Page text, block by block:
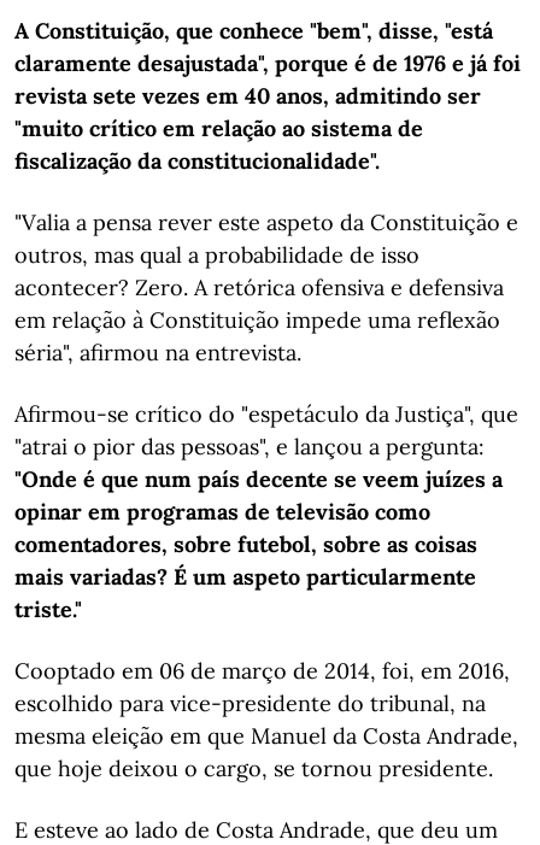
A Constituição, que conhece "bem", disse, "está
claramente desajustada", porque é de 1976 e já foi
revista sete vezes em 40 anos, admitindo ser
"muito crítico em relação ao sistema de
fiscalização da constitucionalidade".
"Valia a pensa rever este aspeto da Constituição e
outros, mas qual a probabilidade de isso
acontecer? Zero. A retórica ofensiva e defensiva
em relação à Constituição impede uma reflexão
séria", afirmou na entrevista.
Afirmou-se crítico do "espetáculo da Justiça", que
"atrai o pior das pessoas", e lançou a pergunta:
"Onde é que num país decente se veem juízes a
opinar em programas de televisão como
comentadores, sobre futebol, sobre as coisas
mais variadas? É um aspeto particularmente
triste."
Cooptado em 06 de março de 2014, foi, em 2016,
escolhido para vice-presidente do tribunal, na
mesma eleição em que Manuel da Costa Andrade,
que hoje deixou o cargo, se tornou presidente.
E esteve ao lado de Costa Andrade, que deu um